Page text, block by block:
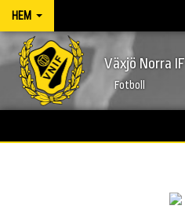
HEM
Växjö Norra IF
Fotboll